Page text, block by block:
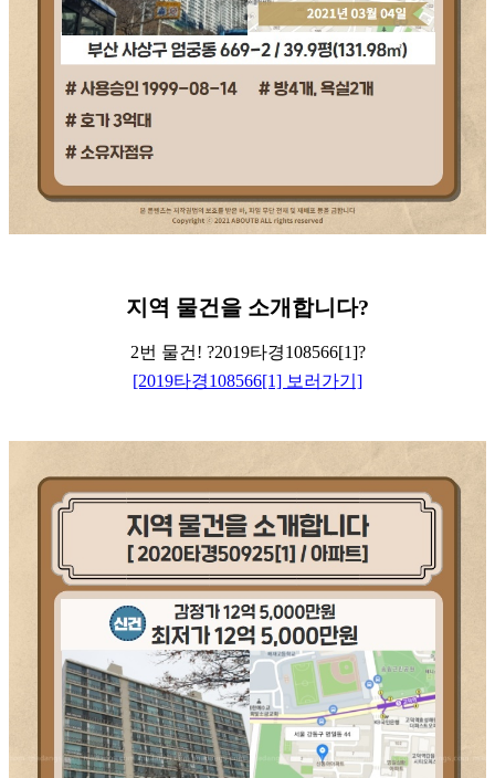
지역 물건을 소개합니다?
2번 물건! ?2019타경108566[1]?
[2019타경108566[1] 보러가기]